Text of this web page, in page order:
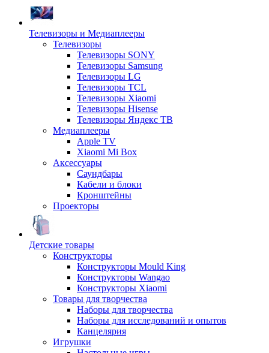
Телевизоры и Медиаплееры
Телевизоры
Телевизоры SONY
Телевизоры Samsung
Телевизоры LG
Телевизоры TCL
Телевизоры Xiaomi
Телевизоры Hisense
Телевизоры Яндекс ТВ
Медиаплееры
Apple TV
Xiaomi Mi Box
Аксессуары
Саундбары
Кабели и блоки
Кронштейны
Проекторы
Детские товары
Конструкторы
Конструкторы Mould King
Конструкторы Wangao
Конструкторы Xiaomi
Товары для творчества
Наборы для творчества
Наборы для исследований и опытов
Канцелярия
Игрушки